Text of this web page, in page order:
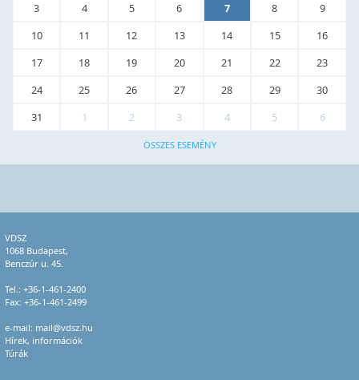
3
4 5 6 7 8
9
10
11 12 13 14 15
16
17
18 19 20 21 22
23
24
25 26 27 28 29
30
31
1 2 3 4 5 6
ÖSSZES ESEMÉNY
VDSZ
1068 Budapest,
Benczúr u. 45.
Tel.: +36-1-461-2400
Fax: +36-1-461-2499
e-mail: mail@vdsz.hu
Hírek, információk
Túrák